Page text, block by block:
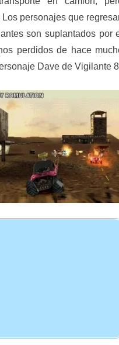
personajes que
son suplantados por
perdidos de hace
Dave de Vigilante